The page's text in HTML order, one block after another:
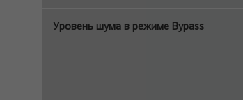
Уровень шума в режиме Bypass